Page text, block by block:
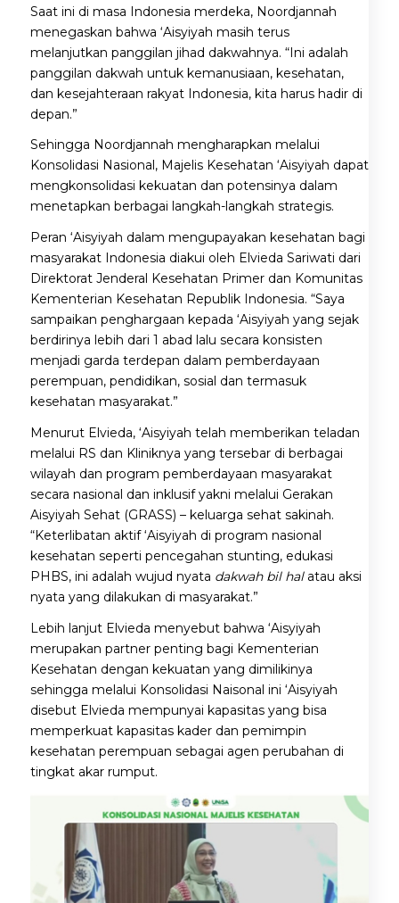
Saat ini di masa Indonesia merdeka, Noordjannah
menegaskan bahwa ‘Aisyiyah masih terus
melanjutkan panggilan jihad dakwahnya. “Ini adalah
panggilan dakwah untuk kemanusiaan, kesehatan,
dan kesejahteraan rakyat Indonesia, kita harus hadir di
depan.”
Sehingga Noordjannah mengharapkan melalui
Konsolidasi Nasional, Majelis Kesehatan ‘Aisyiyah dapat
mengkonsolidasi kekuatan dan potensinya dalam
menetapkan berbagai langkah-langkah strategis.
Peran ‘Aisyiyah dalam mengupayakan kesehatan bagi
masyarakat Indonesia diakui oleh Elvieda Sariwati dari
Direktorat Jenderal Kesehatan Primer dan Komunitas
Kementerian Kesehatan Republik Indonesia. “Saya
sampaikan penghargaan kepada ‘Aisyiyah yang sejak
berdirinya lebih dari 1 abad lalu secara konsisten
menjadi garda terdepan dalam pemberdayaan
perempuan, pendidikan, sosial dan termasuk
kesehatan masyarakat.”
Menurut Elvieda, ‘Aisyiyah telah memberikan teladan
melalui RS dan Kliniknya yang tersebar di berbagai
wilayah dan program pemberdayaan masyarakat
secara nasional dan inklusif yakni melalui Gerakan
Aisyiyah Sehat (GRASS) – keluarga sehat sakinah.
“Keterlibatan aktif ‘Aisyiyah di program nasional
kesehatan seperti pencegahan stunting, edukasi
PHBS, ini adalah wujud nyata dakwah bil halatau aksi
nyata yang dilakukan di masyarakat.”
Lebih lanjut Elvieda menyebut bahwa ‘Aisyiyah
merupakan partner penting bagi Kementerian
Kesehatan dengan kekuatan yang dimilikinya
sehingga melalui Konsolidasi Naisonal ini ‘Aisyiyah
disebut Elvieda mempunyai kapasitas yang bisa
memperkuat kapasitas kader dan pemimpin
kesehatan perempuan sebagai agen perubahan di
tingkat akar rumput.